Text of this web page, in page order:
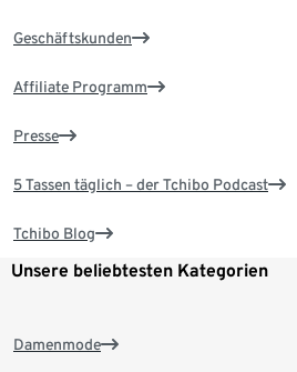
Geschäftskunden
Affiliate Programm
Presse
5 Tassen täglich – der Tchibo Podcast
Tchibo Blog
Unsere beliebtesten Kategorien
Damenmode